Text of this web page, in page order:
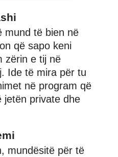
mund të bien në
që sapo keni
zërin e tij në
Ide të mira për tu
në program që
jetën private dhe
mundësitë për të